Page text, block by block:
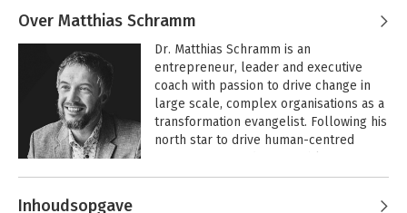
accountability, she sparks proactive
Over Matthias Schramm
Dr. Matthias Schramm is an
entrepreneur, leader and executive
coach with passion to drive change in
large scale, complex organisations as a
transformation evangelist. Following his
north star to drive human-centred
leadership, empowering people and
Andere boeken door Matthias
Inhoudsopgave